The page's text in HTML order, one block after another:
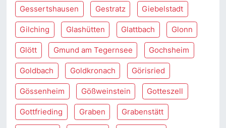
Gessertshausen Gestratz Giebelstadt
Gilching Glashütten Glattbach Glonn
Glött Gmund am Tegernsee Gochsheim
Goldbach Goldkronach Görisried
Gössenheim Gößweinstein Gotteszell
Gottfrieding Graben Grabenstätt